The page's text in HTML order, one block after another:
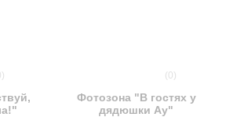
(0)
Фотозона "В гостях у
дядюшки Ау"